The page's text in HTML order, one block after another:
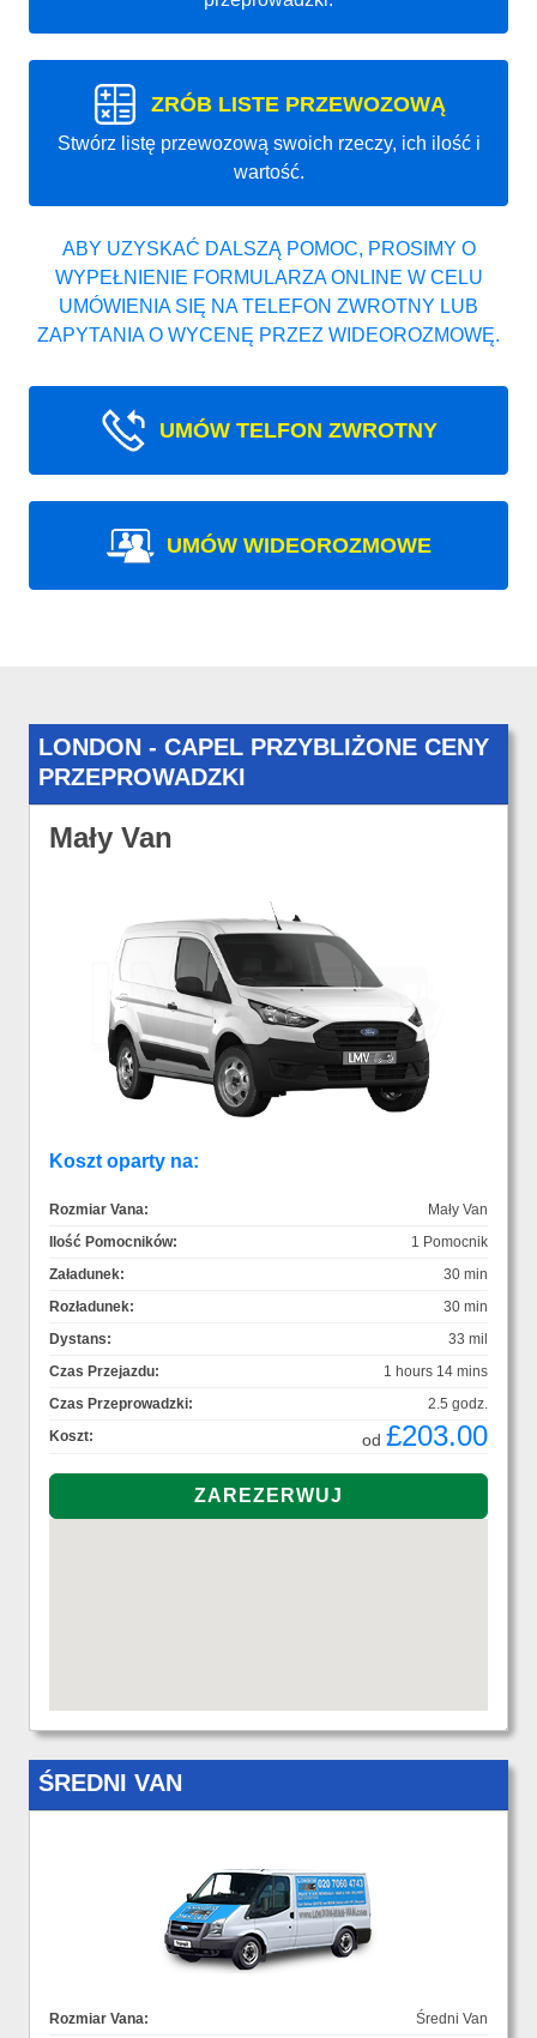
ZRÓB LISTE PRZEWOZOWĄ
Stwórz listę przewozową swoich rzeczy, ich ilość i
wartość.
ABY UZYSKAĆ DALSZĄ POMOC, PROSIMY O
WYPEŁNIENIE FORMULARZA ONLINE W CELU
UMÓWIENIA SIĘ NA TELEFON ZWROTNY LUB
ZAPYTANIA O WYCENĘ PRZEZ WIDEOROZMOWĘ.
UMÓW TELFON ZWROTNY
UMÓW WIDEOROZMOWE
LONDON - CAPEL PRZYBLIŻONE CENY
PRZEPROWADZKI
Mały Van
Koszt oparty na:
Rozmiar Vana:
Mały Van
Ilość Pomocników:
1 Pomocnik
Załadunek:
30 min
Rozładunek:
30 min
Dystans:
33 mil
Czas Przejazdu:
1 hours 14 mins
Czas Przeprowadzki:
2.5 godz.
Koszt:
od £203.00
ŚREDNI VAN
Rozmiar Vana:
Średni Van